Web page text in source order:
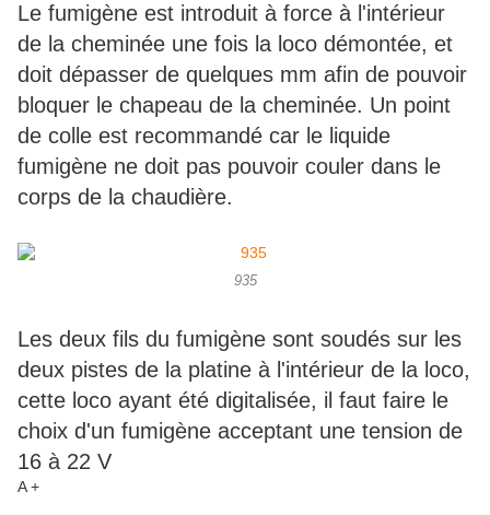
Le fumigène est introduit à force à l'intérieur
de la cheminée une fois la loco démontée, et
doit dépasser de quelques mm afin de pouvoir
bloquer le chapeau de la cheminée. Un point
de colle est recommandé car le liquide
fumigène ne doit pas pouvoir couler dans le
corps de la chaudière.
935
Les deux fils du fumigène sont soudés sur les
deux pistes de la platine à l'intérieur de la loco,
cette loco ayant été digitalisée, il faut faire le
choix d'un fumigène acceptant une tension de
16 à 22 V
A +